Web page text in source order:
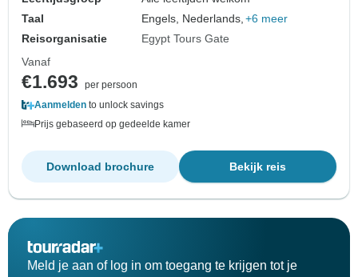
Taal
Engels, Nederlands, +6 meer
Reisorganisatie
Egypt Tours Gate
Vanaf
€1.693
per persoon
Aanmelden to unlock savings
Prijs gebaseerd op gedeelde kamer
Bekijk reis
Download brochure
Meld je aan of log in om toegang te krijgen tot je